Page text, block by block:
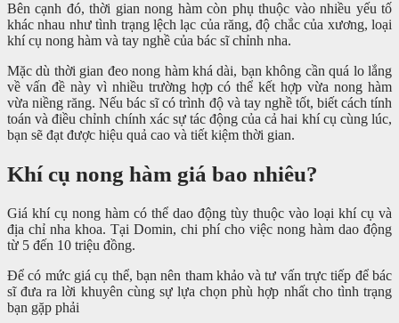
Bên cạnh đó, thời gian nong hàm còn phụ thuộc vào nhiều yếu tố
khác nhau như tình trạng lệch lạc của răng, độ chắc của xương, loại
khí cụ nong hàm và tay nghề của bác sĩ chỉnh nha.
Mặc dù thời gian đeo nong hàm khá dài, bạn không cần quá lo lắng
về vấn đề này vì nhiều trường hợp có thể kết hợp vừa nong hàm
vừa niềng răng. Nếu bác sĩ có trình độ và tay nghề tốt, biết cách tính
toán và điều chỉnh chính xác sự tác động của cả hai khí cụ cùng lúc,
bạn sẽ đạt được hiệu quả cao và tiết kiệm thời gian.
Khí cụ nong hàm giá bao nhiêu?
Giá khí cụ nong hàm có thể dao động tùy thuộc vào loại khí cụ và
địa chỉ nha khoa. Tại Domin, chi phí cho việc nong hàm dao động
từ 5 đến 10 triệu đồng.
Để có mức giá cụ thể, bạn nên tham khảo và tư vấn trực tiếp để bác
sĩ đưa ra lời khuyên cùng sự lựa chọn phù hợp nhất cho tình trạng
bạn gặp phải